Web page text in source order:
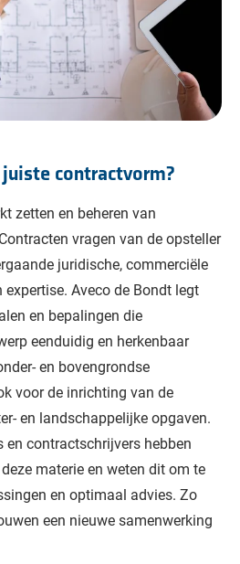
contractvorm?
zetten en beheren van
vragen van de opsteller
juridische, commerciële
Aveco de Bondt legt
en bepalingen die
eenduidig en herkenbaar
en bovengrondse
voor de inrichting van de
en landschappelijke opgaven.
en contractschrijvers hebben
materie en weten dit om te
en optimaal advies. Zo
een nieuwe samenwerking